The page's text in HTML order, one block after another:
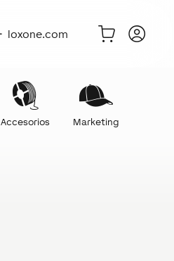
loxone.com
Accesorios Marketing